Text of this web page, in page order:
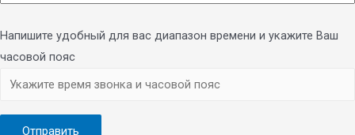
Напишите удобный для вас диапазон времени и укажите Ваш
часовой пояс